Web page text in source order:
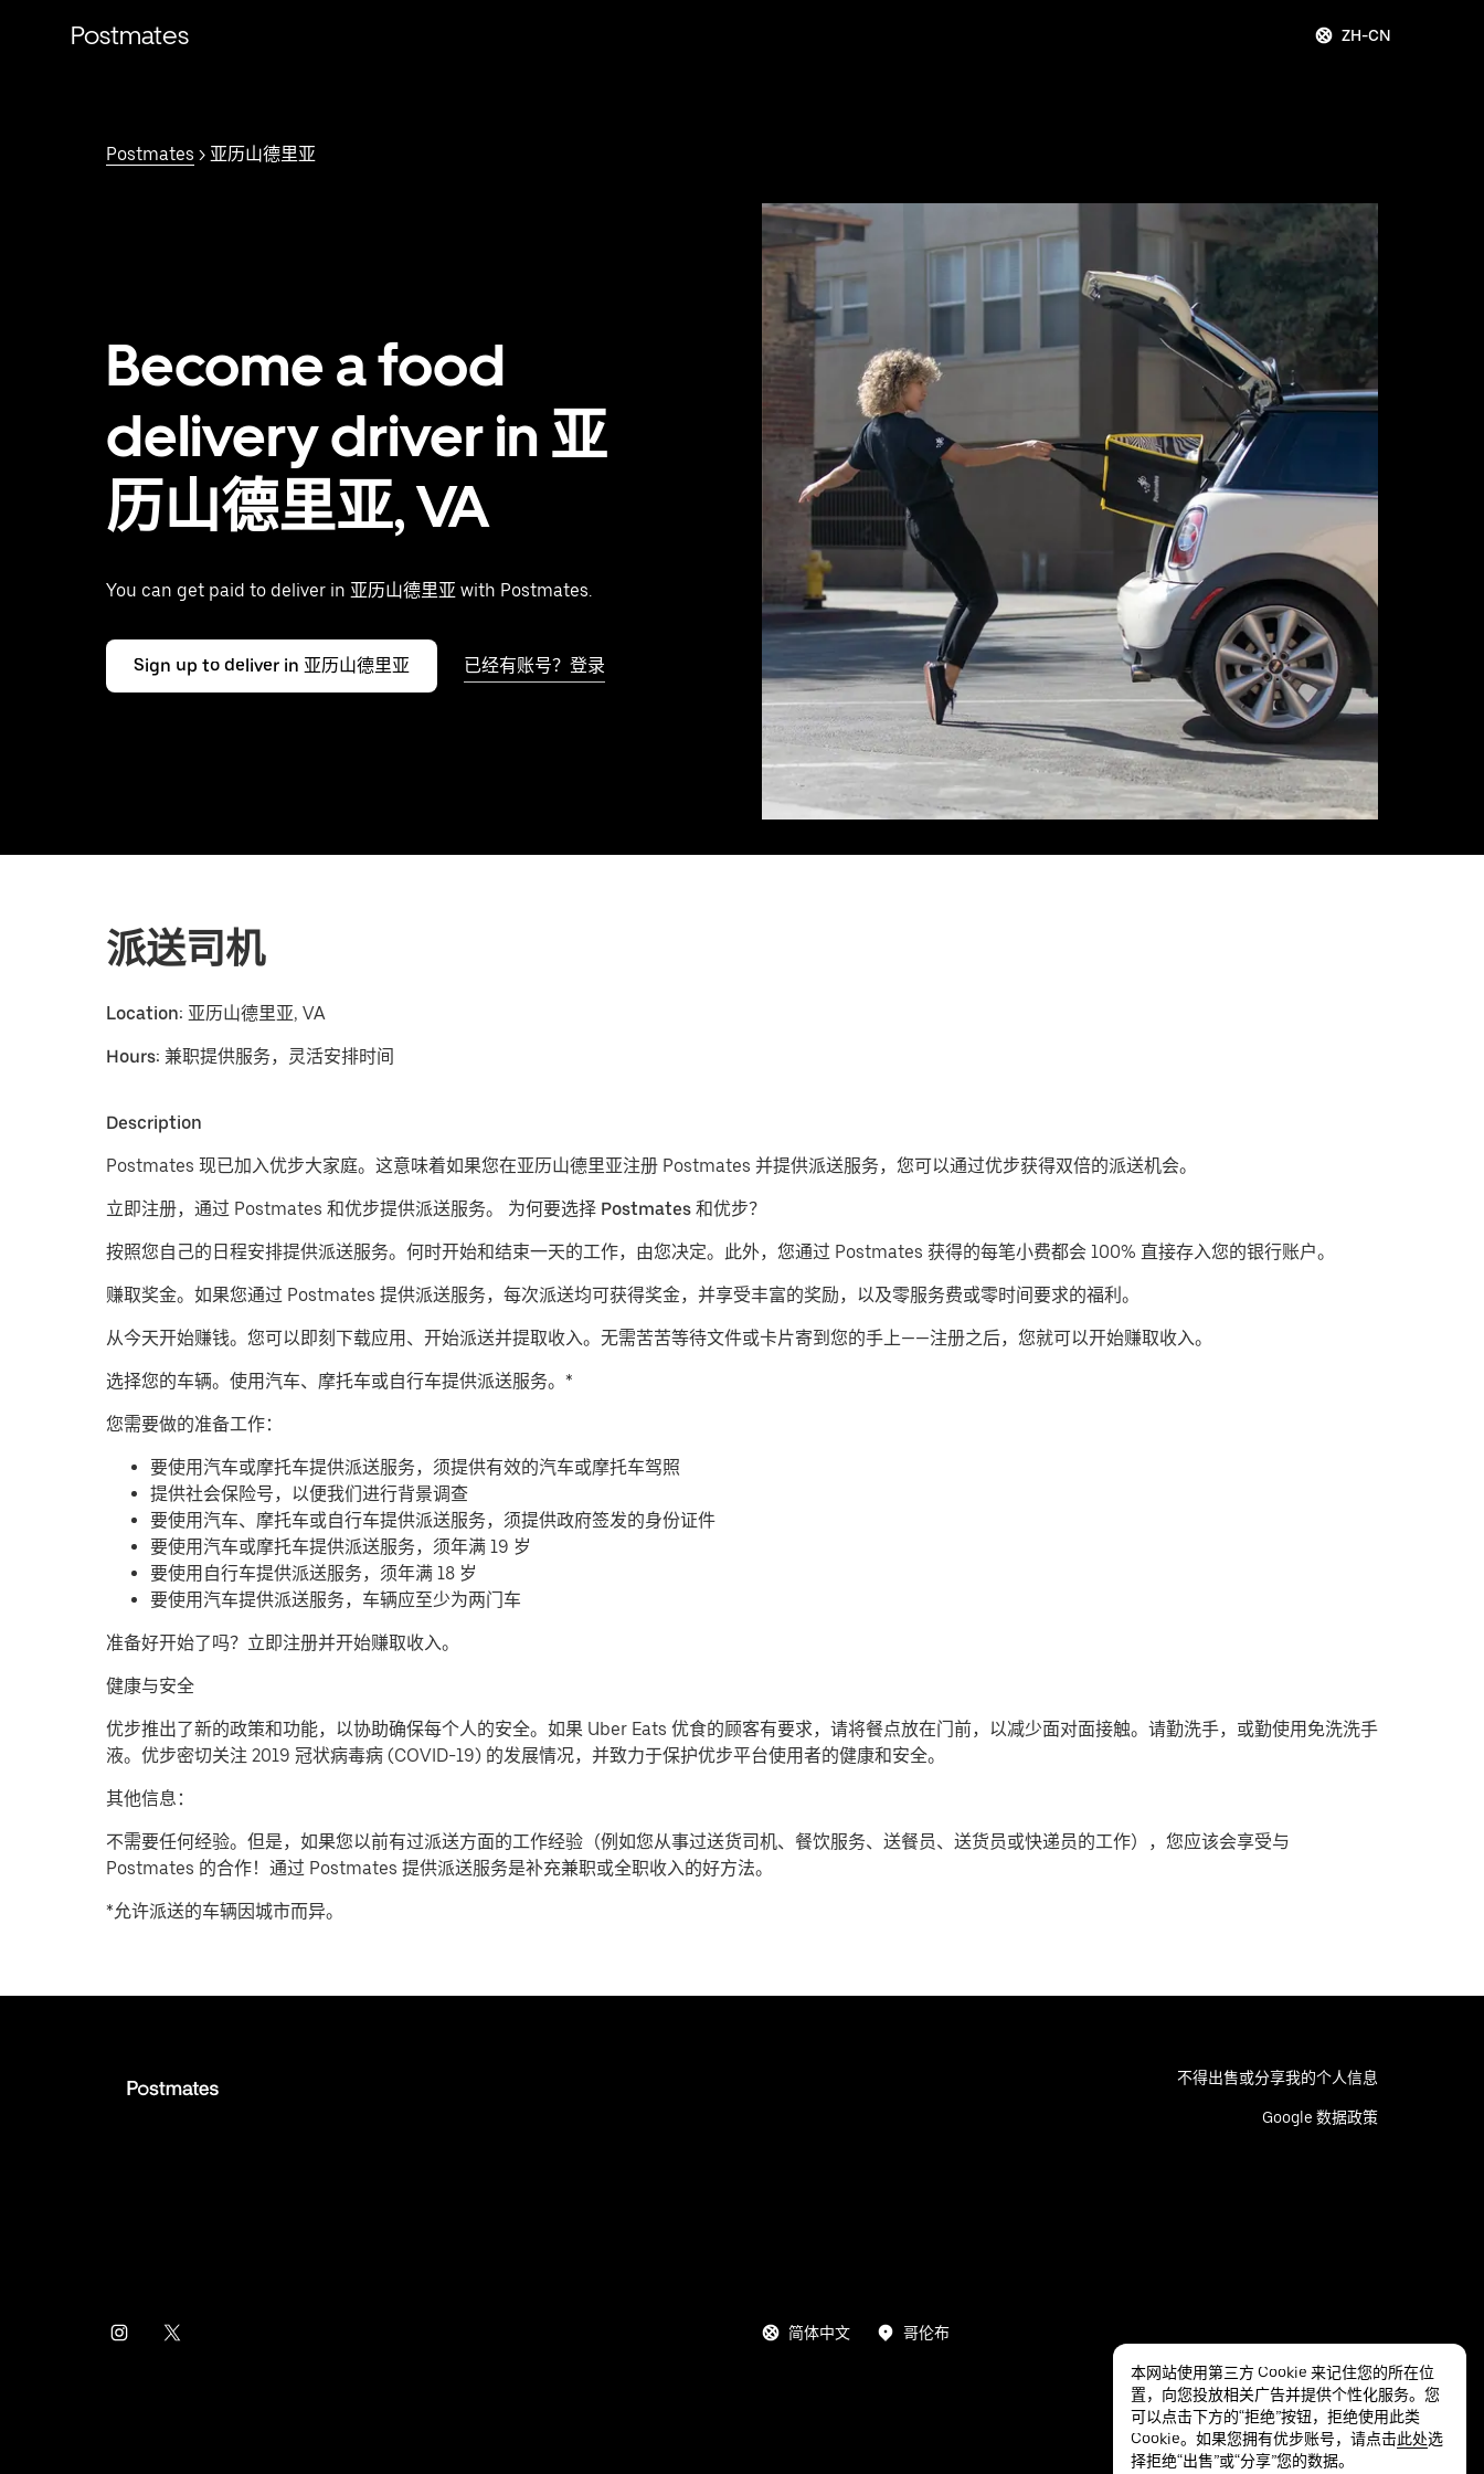
Postmates ZH-CN
Postmates > 亚历山德里亚
Become a food
delivery driver in 亚
历山德里亚, VA
You can get paid to deliver in 亚历山德里亚 with Postmates.
Sign up to deliver in 亚历山德里亚 已经有账号？登录
派送司机
Location: 亚历山德里亚, VA
Hours: 兼职提供服务，灵活安排时间
Description
Postmates 现已加入优步大家庭。这意味着如果您在亚历山德里亚注册 Postmates 并提供派送服务，您可以通过优步获得双倍的派送机会。
立即注册，通过 Postmates 和优步提供派送服务。 为何要选择 Postmates 和优步？
按照您自己的日程安排提供派送服务。 何时开始和结束一天的工作，由您决定。此外，您通过 Postmates 获得的每笔小费都会 100% 直接存入您的银行账户。
赚取奖金。 如果您通过 Postmates 提供派送服务，每次派送均可获得奖金，并享受丰富的奖励，以及零服务费或零时间要求的福利。
从今天开始赚钱。 您可以即刻下载应用、开始派送并提取收入。无需苦苦等待文件或卡片寄到您的手上——注册之后，您就可以开始赚取收入。
​选择您的车辆。使用汽车、摩托车或自行车提供派送服务。*
您需要做的准备工作：
要使用汽车或摩托车提供派送服务，须提供有效的汽车或摩托车驾照
提供社会保险号，以便我们进行背景调查
要使用汽车、摩托车或自行车提供派送服务，须提供政府签发的身份证件
要使用汽车或摩托车提供派送服务，须年满 19 岁
要使用自行车提供派送服务，须年满 18 岁
要使用汽车提供派送服务，车辆应至少为两门车
准备好开始了吗？立即注册并开始赚取收入。
健康与安全
优步推出了新的政策和功能，以协助确保每个人的安全。如果 Uber Eats 优食的顾客有要求，请将餐点放在门前，以减少面对面接触。请勤洗手，或勤使用免洗洗手
液。优步密切关注 2019 冠状病毒病 (COVID-19) 的发展情况，并致力于保护优步平台使用者的健康和安全。
其他信息：
不需要任何经验。但是，如果您以前有过派送方面的工作经验（例如您从事过送货司机、餐饮服务、送餐员、送货员或快递员的工作），您应该会享受与
Postmates 的合作！通过 Postmates 提供派送服务是补充兼职或全职收入的好方法。
*允许派送的车辆因城市而异。
不得出售或分享我的个人信息
Google 数据政策
简体中文 哥伦布
隐私 无障碍服务
本网站使用第三方 Cookie 来记住您的所在位
置，向您投放相关广告并提供个性化服务。您
可以点击下方的“拒绝”按钮，拒绝使用此类
Cookie。如果您拥有优步账号，请点击此处选
择拒绝“出售”或“分享”您的数据。